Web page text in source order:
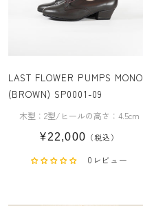
LAST FLOWER PUMPS MONO
(BROWN) SP0001-09
木型：2型/ヒールの高さ：4.5cm
¥22,000 （税込）
0レビュー